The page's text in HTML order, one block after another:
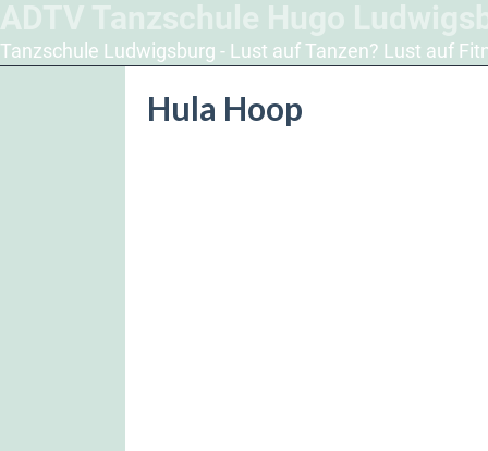
Tanzschule Ludwigsburg - Lust auf Tanzen? Lust auf
Hula Hoop